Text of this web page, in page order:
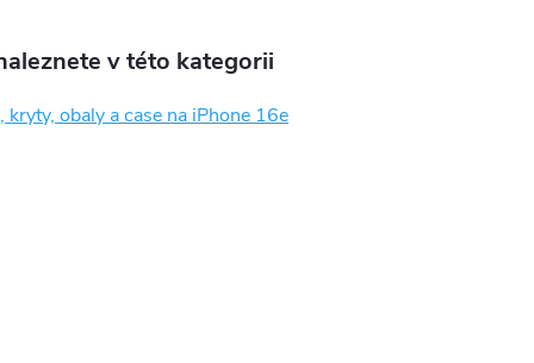
v této kategorii
kryty, obaly a case na iPhone 16e